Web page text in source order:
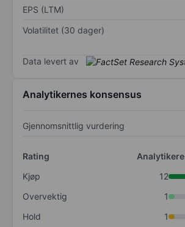
EPS (LTM)
Volatilitet (30 dager)
Data levert av
Analytikernes konsensus
Gjennomsnittlig vurdering
Rating
Analytikere
Kjøp
12
Overvektig
1
Hold
1